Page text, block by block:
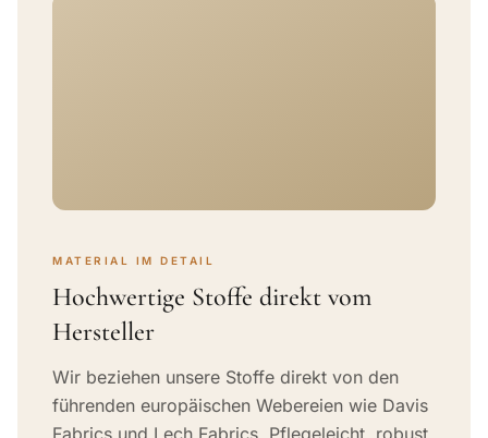
MATERIAL IM DETAIL
Hochwertige Stoffe direkt vom
Hersteller
Wir beziehen unsere Stoffe direkt von den
führenden europäischen Webereien wie Davis
Fabrics und Lech Fabrics. Pflegeleicht, robust